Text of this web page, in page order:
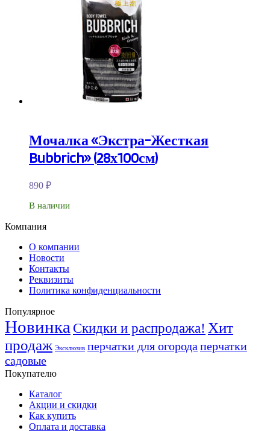
Мочалка «Экстра-Жесткая
Bubbrich» (28х100см)
890 ₽
В наличии
Компания
О компании
Новости
Контакты
Реквизиты
Политика конфиденциальности
Популярное
Новинка Скидки и распродажа! Хит
продаж Эксклюзив перчатки для огорода перчатки
садовые
Покупателю
Каталог
Акции и скидки
Как купить
Оплата и доставка